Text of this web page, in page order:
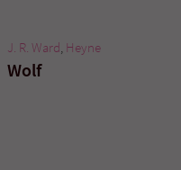
J. R. Ward Heyne
Wolf
Dieses Cookie gewährleistet die
Kommunikation der Webseite mit dem